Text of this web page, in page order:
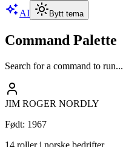
AI Bytt tema
Command Palette
Search for a command to run...
JIM ROGER NORDLY
Født: 1967
14 roller i norske bedrifter